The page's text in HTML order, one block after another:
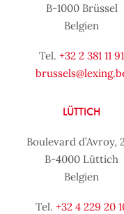
B-1000 Brüssel
Belgien
Tel. +32 2 381 11 91
LÜTTICH
Boulevard d’Avroy,
B-4000 Lüttich
Belgien
Tel. +32 4 229 20